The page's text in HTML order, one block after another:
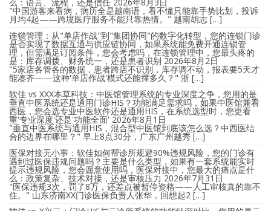
"中国游客来看病，病历全是越南语，看不懂只能靠手势比划，投诉
月均4起——跨境医疗服务不能只靠热情。" 越南胡志 […]
连锁管理：从"单店作战"到"集团协同"的数字化转型，您的连锁门诊
是否实现了数据互通与供应链协同，如果系统能免费开通连锁管
理，但需满足订阅条件，您会考虑吗，在连锁管理中，您最头疼的
是：库存调拨、财务统一，还是患者识别 2026年8月2日
"5家店各管各的数据，患者跨店不识别，库存调不动，报表要5天才
能凑齐——这种'单店作战'模式还能撑多久？" 浙 […]
软佳 vs XXX本草科技：中医馆管理系统的专业深度之争，您用的是
垂直中医系统还是通用门诊HIS？功能满足需求吗，如果中医馆兼看
西医，您会选专业中医软件还是通用HIS，在系统选型时，您更看
重'专业深度'还是'功能全面' 2026年8月1日
"垂直中医系统与通用HIS，混合型中医馆到底该怎么选？中西医结
合的边界在哪里？" 早上8点30分，广东广州越秀 […]
医保对接无小事：软佳如何帮诊所规避90%违规风险，您的门诊有
遇到过医保违规问题吗？主要是什么类型，如果有一套系统能实时
提示违规风险，您会愿意使用吗，医保对接中，您最大的痛点是什
么：政策复杂、技术对接，还是审核压力 2026年7月31日
"医保违规3次，罚了8万，还差点被暂停资格——人工审核真的靠不
住。" 山东济南XX门诊医保负责人张华，回想起2 […]